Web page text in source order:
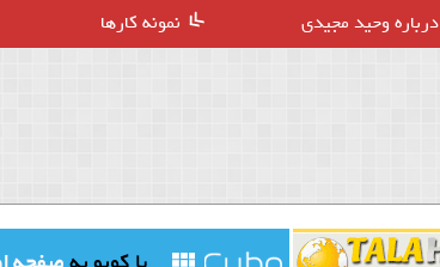
درباره وحید مجیدی نمونه کارها